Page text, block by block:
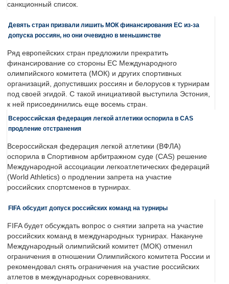
санкционный список.
Девять стран призвали лишить МОК финансирования ЕС из-за
допуска россиян, но они очевидно в меньшинстве
Ряд европейских стран предложили прекратить
финансирование со стороны ЕС Международного
олимпийского комитета (МОК) и других спортивных
организаций, допустивших россиян и белорусов к турнирам
под своей эгидой. С такой инициативой выступила Эстония,
к ней присоединились еще восемь стран.
Всероссийская федерация легкой атлетики оспорила в CAS
продление отстранения
Всероссийская федерация легкой атлетики (ВФЛА)
оспорила в Спортивном арбитражном суде (CAS) решение
Международной ассоциации легкоатлетических федераций
(World Athletics) о продлении запрета на участие
российских спортсменов в турнирах.
FIFA обсудит допуск российских команд на турниры
FIFA будет обсуждать вопрос о снятии запрета на участие
российских команд в международных турнирах. Накануне
Международный олимпийский комитет (МОК) отменил
ограничения в отношении Олимпийского комитета России и
рекомендовал снять ограничения на участие российских
атлетов в международных соревнованиях.